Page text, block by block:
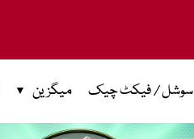
سوشل / فیکٹ چیک میگزین